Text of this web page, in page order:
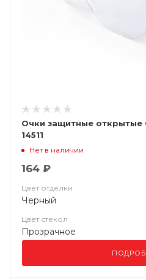
Очки защитные открытые
14511
Нет в наличии
164 ₽
Цвет отделки
Черный
Цвет стекол
Прозрачное